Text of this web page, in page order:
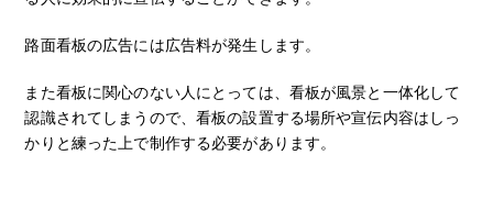
路面看板の広告には広告料が発生します。
また看板に関心のない人にとっては、看板が風景と一体化して
認識されてしまうので、看板の設置する場所や宣伝内容はしっ
かりと練った上で制作する必要があります。